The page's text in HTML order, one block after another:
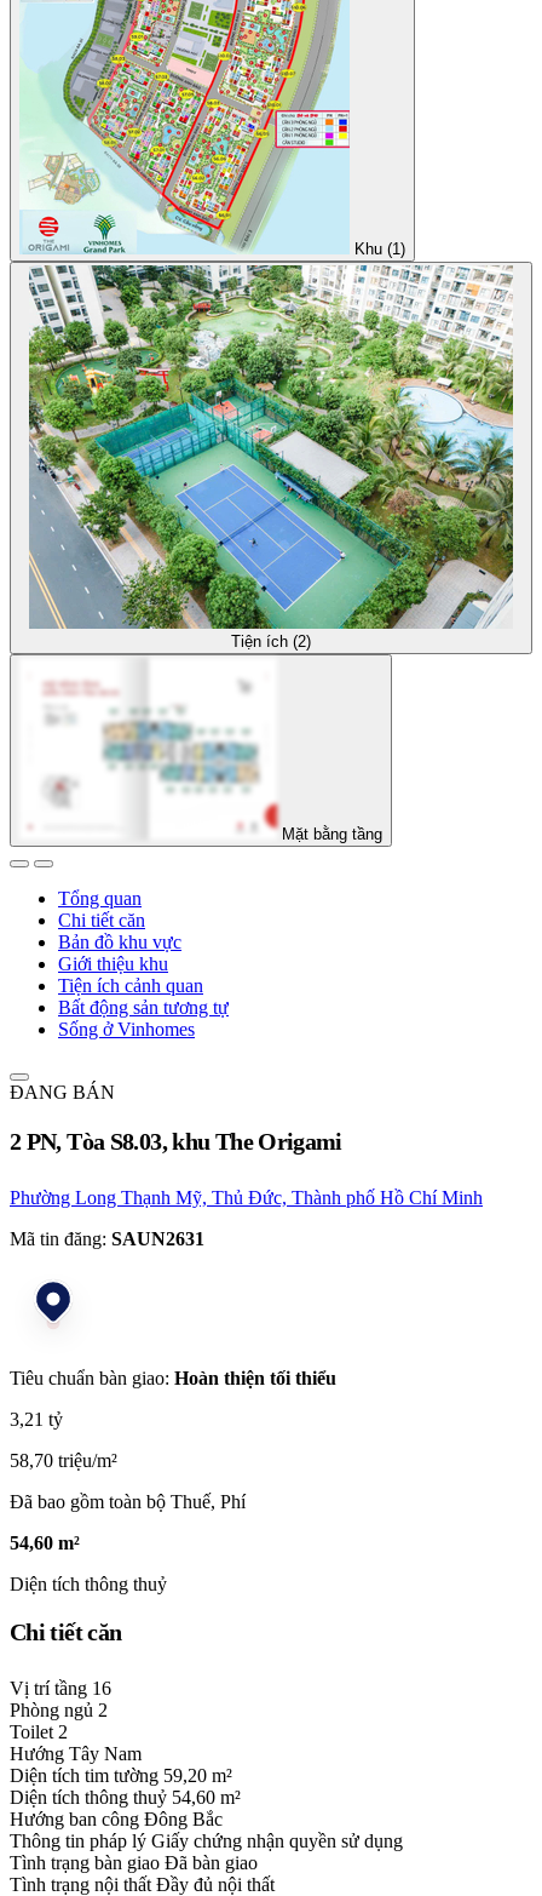
Khu (1)
Tiện ích (2)
Mặt bằng tầng
Tổng quan
Chi tiết căn
Bản đồ khu vực
Giới thiệu khu
Tiện ích cảnh quan
Bất động sản tương tự
Sống ở Vinhomes
ĐANG BÁN
2 PN, Tòa S8.03, khu The Origami
Phường Long Thạnh Mỹ, Thủ Đức, Thành phố Hồ Chí Minh
Mã tin đăng: SAUN2631
Tiêu chuẩn bàn giao: Hoàn thiện tối thiểu
3,21 tỷ
58,70 triệu/m²
Đã bao gồm toàn bộ Thuế, Phí
54,60 m²
Diện tích thông thuỷ
Chi tiết căn
Vị trí tầng 16
Phòng ngủ 2
Toilet 2
Hướng Tây Nam
Diện tích tim tường 59,20 m²
Diện tích thông thuỷ 54,60 m²
Hướng ban công Đông Bắc
Thông tin pháp lý Giấy chứng nhận quyền sử dụng
Tình trạng bàn giao Đã bàn giao
Tình trạng nội thất Đầy đủ nội thất